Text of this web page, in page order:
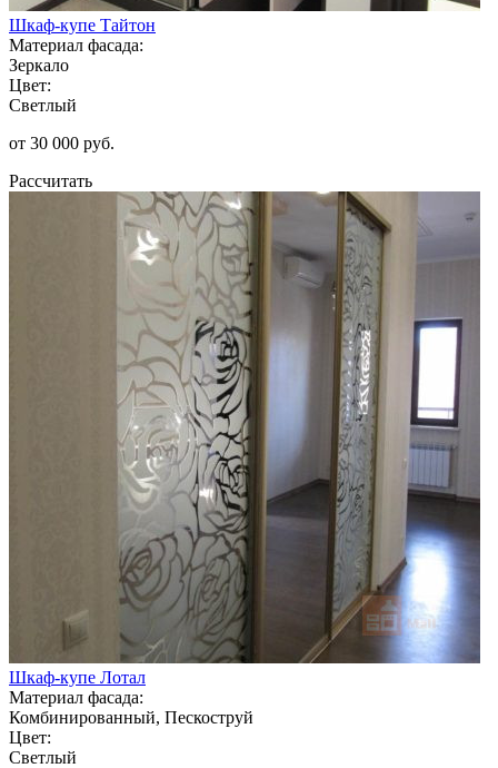
Шкаф-купе Тайтон
Материал фасада:
Зеркало
Цвет:
Светлый
от 30 000 руб.
Рассчитать
Шкаф-купе Лотал
Материал фасада:
Комбинированный, Пескоструй
Цвет:
Светлый